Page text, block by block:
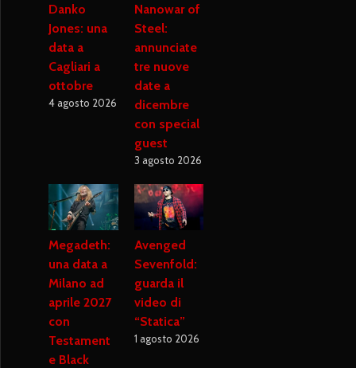
Danko
Jones: una
data a
Cagliari a
ottobre
4 agosto 2026
Nanowar of
Steel:
annunciate
tre nuove
date a
dicembre
con special
guest
3 agosto 2026
Megadeth:
una data a
Milano ad
aprile 2027
con
Testament
e Black
Avenged
Sevenfold:
guarda il
video di
“Statica”
1 agosto 2026